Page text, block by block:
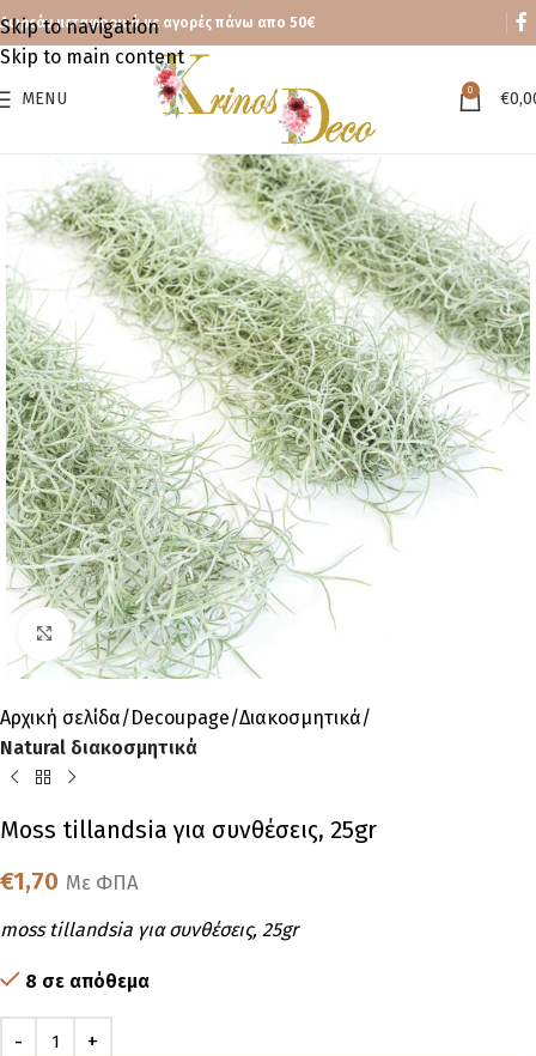
Skip to navigation
Skip to main content
Δωρεάν μεταφορικά με αγορές πάνω απο 50€
MENU 0 €
Click to enlarge
Αρχική σελίδα Decoupage Διακοσμητικά
Natural διακοσμητικά
Moss tillandsia για συνθέσεις, 25gr
€1,70 Με ΦΠΑ
moss tillandsia για συνθέσεις, 25gr
8 σε απόθεμα